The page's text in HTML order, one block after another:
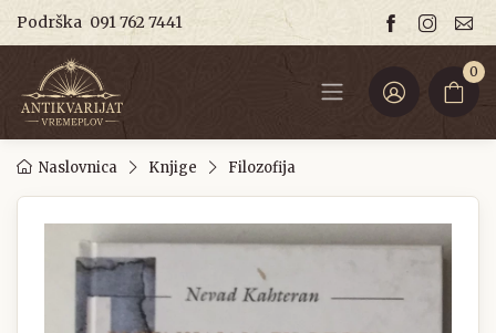
Podrška 091 762 7441
0
Naslovnica Knjige Filozofija